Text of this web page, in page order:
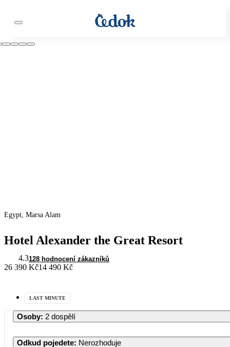
Egypt, Marsa Alam
Hotel Alexander the Great Resort
4.3128 hodnocení zákazníků
26 390 Kč14 490 Kč
LAST MINUTE
Osoby: 2 dospělí
Odkud pojedete: Nerozhoduje